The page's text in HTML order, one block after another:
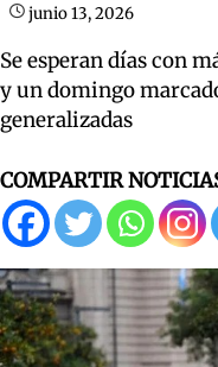
junio 13, 2026
Se esperan días con
y un domingo
generalizadas
COMPARTIR